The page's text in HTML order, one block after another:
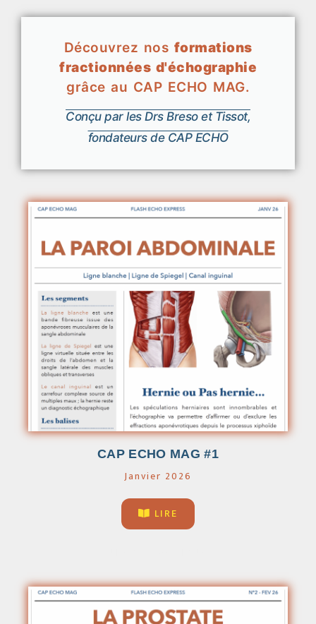
Découvrez nos formations
fractionnées d'échographie
grâce au CAP ECHO MAG.
Conçu par les Drs Breso et Tissot,
fondateurs de CAP ECHO
CAP ECHO MAG #1
Janvier 2026
LIRE